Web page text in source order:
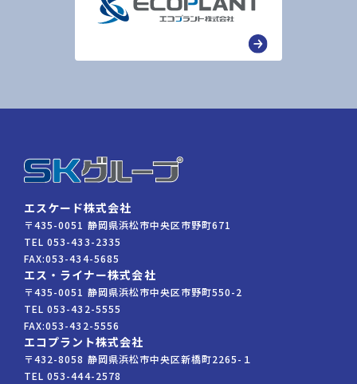
エスケード株式会社
〒435-0051 静岡県浜松市中央区市野町671
TEL053-433-2335
FAX:053-434-5685
エス・ライナー株式会社
〒435-0051 静岡県浜松市中央区市野町550-2
TEL053-432-5555
FAX:053-432-5556
エコプラント株式会社
〒432-8058 静岡県浜松市中央区新橋町2265-１
TEL053-444-2578